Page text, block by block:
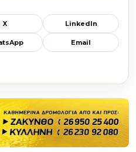
X LinkedIn
Email